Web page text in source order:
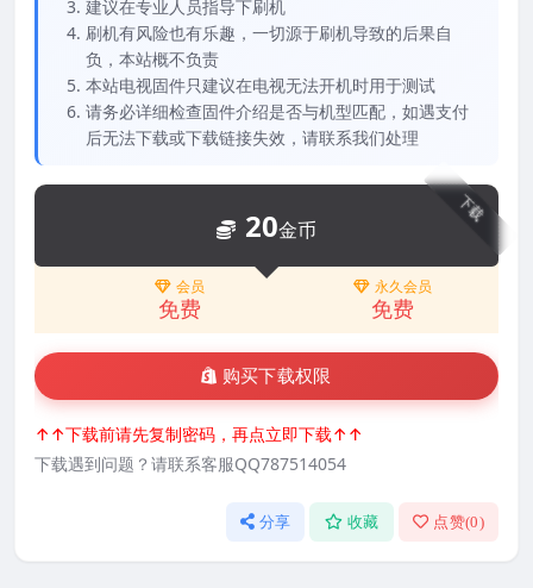
建议在专业人员指导下刷机
刷机有风险也有乐趣，一切源于刷机导致的后果自
负，本站概不负责
本站电视固件只建议在电视无法开机时用于测试
请务必详细检查固件介绍是否与机型匹配，如遇支付
后无法下载或下载链接失效，请联系我们处理
下载
20金币
会员
免费
永久会员
免费
购买下载权限
↑↑下载前请先复制密码，再点立即下载↑↑
下载遇到问题？请联系客服QQ787514054
分享 收藏 点赞(0)